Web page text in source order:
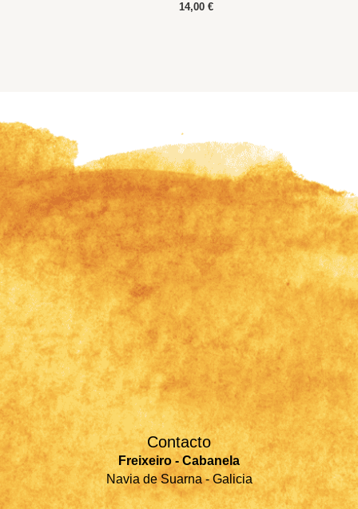
14,00€
Contacto
Freixeiro - Cabanela
Navia de Suarna - Galicia